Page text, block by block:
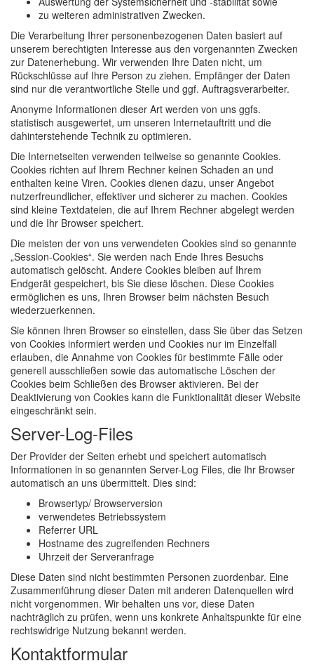
zu weiteren administrativen Zwecken.
Die Verarbeitung Ihrer personenbezogenen Daten basiert auf
unserem berechtigten Interesse aus den vorgenannten Zwecken
zur Datenerhebung. Wir verwenden Ihre Daten nicht, um
Rückschlüsse auf Ihre Person zu ziehen. Empfänger der Daten
sind nur die verantwortliche Stelle und ggf. Auftragsverarbeiter.
Anonyme Informationen dieser Art werden von uns ggfs.
statistisch ausgewertet, um unseren Internetauftritt und die
dahinterstehende Technik zu optimieren.
Die Internetseiten verwenden teilweise so genannte Cookies.
Cookies richten auf Ihrem Rechner keinen Schaden an und
enthalten keine Viren. Cookies dienen dazu, unser Angebot
nutzerfreundlicher, effektiver und sicherer zu machen. Cookies
sind kleine Textdateien, die auf Ihrem Rechner abgelegt werden
und die Ihr Browser speichert.
Die meisten der von uns verwendeten Cookies sind so genannte
„Session-Cookies“. Sie werden nach Ende Ihres Besuchs
automatisch gelöscht. Andere Cookies bleiben auf Ihrem
Endgerät gespeichert, bis Sie diese löschen. Diese Cookies
ermöglichen es uns, Ihren Browser beim nächsten Besuch
wiederzuerkennen.
Sie können Ihren Browser so einstellen, dass Sie über das Setzen
von Cookies informiert werden und Cookies nur im Einzelfall
erlauben, die Annahme von Cookies für bestimmte Fälle oder
generell ausschließen sowie das automatische Löschen der
Cookies beim Schließen des Browser aktivieren. Bei der
Deaktivierung von Cookies kann die Funktionalität dieser Website
eingeschränkt sein.
Server-Log-Files
Der Provider der Seiten erhebt und speichert automatisch
Informationen in so genannten Server-Log Files, die Ihr Browser
automatisch an uns übermittelt. Dies sind:
Browsertyp/ Browserversion
verwendetes Betriebssystem
Referrer URL
Hostname des zugreifenden Rechners
Uhrzeit der Serveranfrage
Diese Daten sind nicht bestimmten Personen zuordenbar. Eine
Zusammenführung dieser Daten mit anderen Datenquellen wird
nicht vorgenommen. Wir behalten uns vor, diese Daten
nachträglich zu prüfen, wenn uns konkrete Anhaltspunkte für eine
rechtswidrige Nutzung bekannt werden.
Kontaktformular